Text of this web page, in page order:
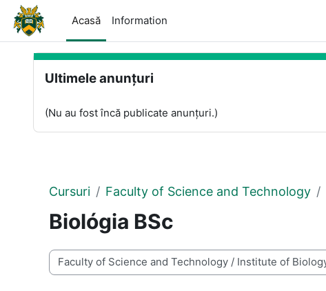
Sari la conţinutul principal
Acasă
Information
Blocuri
Omite Ultimele anunțuri
Ultimele anunțuri
(Nu au fost încă publicate anunțuri.)
Cursuri Faculty of Science and Technology
Biológia BSc
Categorii curs